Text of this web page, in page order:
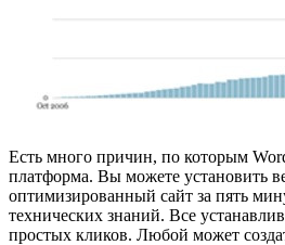
Есть много причин, по которым
платформа. Вы можете установить
оптимизированный сайт за пять
технических знаний. Все
простых кликов. Любой может